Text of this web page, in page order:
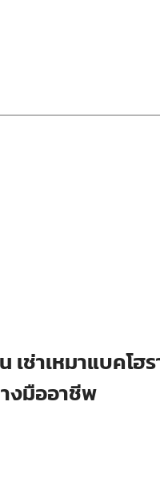
เช่าเหมาแบคโฮ
งมืออาชีพ